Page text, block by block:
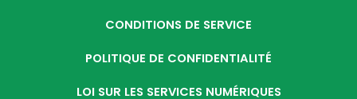
CONDITIONS DE SERVICE
POLITIQUE DE CONFIDENTIALITÉ
LOI SUR LES SERVICES NUMÉRIQUES